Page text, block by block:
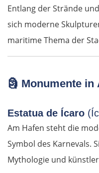
Entlang der Strände
sich moderne
maritime Thema der
🗿 Monumente in
Estatua de Ícaro
Am Hafen steht die
Symbol des Karnevals.
Mythologie und
Estland
Tallinn